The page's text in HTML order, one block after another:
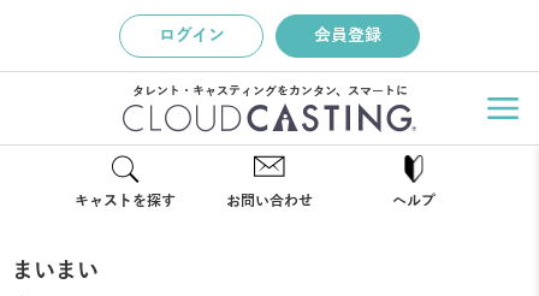
ログイン 会員登録
タレント・キャスティングをカンタン、スマートに
キャストを探す お問い合わせ ヘルプ
まいまい